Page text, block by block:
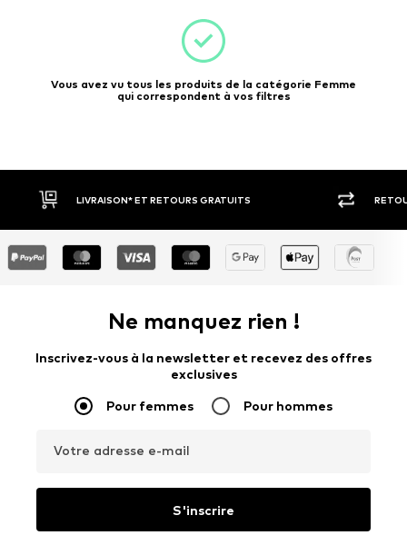
Vous avez vu tous les produits de la catégorie Femme
qui correspondent à vos filtres
RETOUR SOUS 30 JOURS LARGE
Ne manquez rien !
Inscrivez-vous à la newsletter et recevez des offres
exclusives
Pour femmes Pour hommes
Votre adresse e-mail
S'inscrire